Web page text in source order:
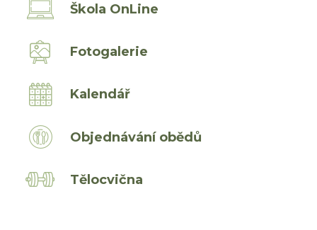
Škola OnLine
Fotogalerie
Kalendář
Objednávání obědů
Tělocvična